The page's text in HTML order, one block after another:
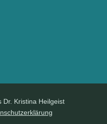
Kristina Heilgeist